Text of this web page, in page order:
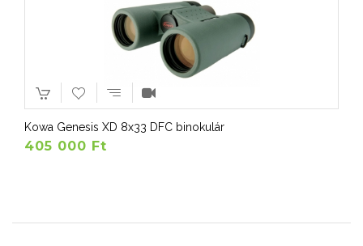
Kowa Genesis XD 8x33 DFC binokulár
405 000 Ft